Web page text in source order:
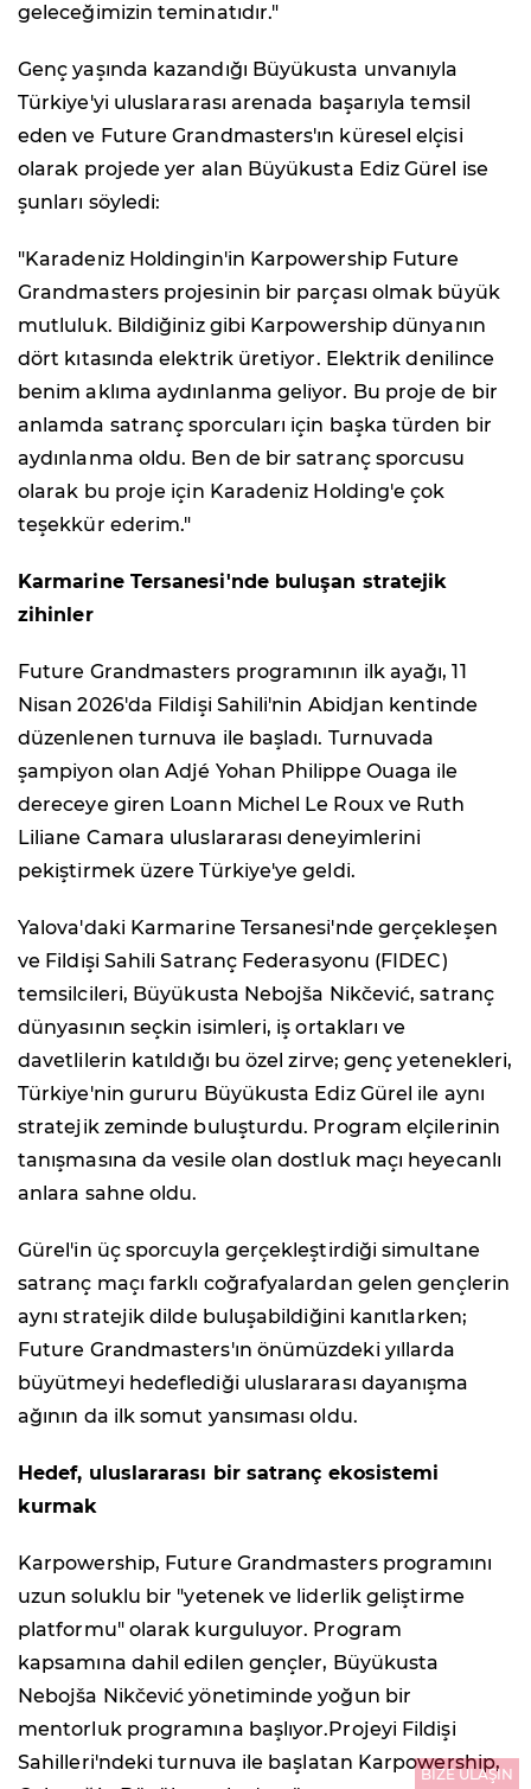
geleceğimizin teminatıdır."
Genç yaşında kazandığı Büyükusta unvanıyla
Türkiye'yi uluslararası arenada başarıyla temsil
eden ve Future Grandmasters'ın küresel elçisi
olarak projede yer alan Büyükusta Ediz Gürel ise
şunları söyledi:
"Karadeniz Holdingin'in Karpowership Future
Grandmasters projesinin bir parçası olmak büyük
mutluluk. Bildiğiniz gibi Karpowership dünyanın
dört kıtasında elektrik üretiyor. Elektrik denilince
benim aklıma aydınlanma geliyor. Bu proje de bir
anlamda satranç sporcuları için başka türden bir
aydınlanma oldu. Ben de bir satranç sporcusu
olarak bu proje için Karadeniz Holding'e çok
teşekkür ederim."
Karmarine Tersanesi'nde buluşan stratejik
zihinler
Future Grandmasters programının ilk ayağı, 11
Nisan 2026'da Fildişi Sahili'nin Abidjan kentinde
düzenlenen turnuva ile başladı. Turnuvada
şampiyon olan Adjé Yohan Philippe Ouaga ile
dereceye giren Loann Michel Le Roux ve Ruth
Liliane Camara uluslararası deneyimlerini
pekiştirmek üzere Türkiye'ye geldi.
Yalova'daki Karmarine Tersanesi'nde gerçekleşen
ve Fildişi Sahili Satranç Federasyonu (FIDEC)
temsilcileri, Büyükusta Nebojša Nikčević, satranç
dünyasının seçkin isimleri, iş ortakları ve
davetlilerin katıldığı bu özel zirve; genç yetenekleri,
Türkiye'nin gururu Büyükusta Ediz Gürel ile aynı
stratejik zeminde buluşturdu. Program elçilerinin
tanışmasına da vesile olan dostluk maçı heyecanlı
anlara sahne oldu.
Gürel'in üç sporcuyla gerçekleştirdiği simultane
satranç maçı farklı coğrafyalardan gelen gençlerin
aynı stratejik dilde buluşabildiğini kanıtlarken;
Future Grandmasters'ın önümüzdeki yıllarda
büyütmeyi hedeflediği uluslararası dayanışma
ağının da ilk somut yansıması oldu.
Hedef, uluslararası bir satranç ekosistemi
kurmak
Karpowership, Future Grandmasters programını
uzun soluklu bir "yetenek ve liderlik geliştirme
platformu" olarak kurguluyor. Program
kapsamına dahil edilen gençler, Büyükusta
Nebojša Nikčević yönetiminde yoğun bir
mentorluk programına başlıyor.Projeyi Fildişi
Sahilleri'ndeki turnuva ile başlatan Karpowership,
BİZE ULAŞIN